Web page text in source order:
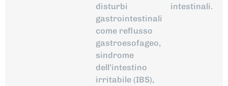
disturbi
gastrointestinali
come reflusso
gastroesofageo,
sindrome
dell’intestino
irritabile (IBS),
intestinali.